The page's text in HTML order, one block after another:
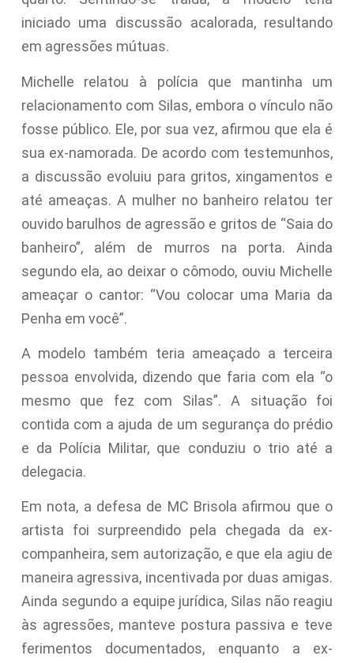
iniciado uma discussão acalorada, resultando
em agressões mútuas.
Michelle relatou à polícia que mantinha um
relacionamento com Silas, embora o vínculo não
fosse público. Ele, por sua vez, afirmou que ela é
sua ex-namorada. De acordo com testemunhos,
a discussão evoluiu para gritos, xingamentos e
até ameaças. A mulher no banheiro relatou ter
ouvido barulhos de agressão e gritos de “Saia do
banheiro”, além de murros na porta. Ainda
segundo ela, ao deixar o cômodo, ouviu Michelle
ameaçar o cantor: “Vou colocar uma Maria da
Penha em você”.
A modelo também teria ameaçado a terceira
pessoa envolvida, dizendo que faria com ela “o
mesmo que fez com Silas”. A situação foi
contida com a ajuda de um segurança do prédio
e da Polícia Militar, que conduziu o trio até a
delegacia.
Em nota, a defesa de MC Brisola afirmou que o
artista foi surpreendido pela chegada da ex-
companheira, sem autorização, e que ela agiu de
maneira agressiva, incentivada por duas amigas.
Ainda segundo a equipe jurídica, Silas não reagiu
às agressões, manteve postura passiva e teve
ferimentos documentados, enquanto a ex-